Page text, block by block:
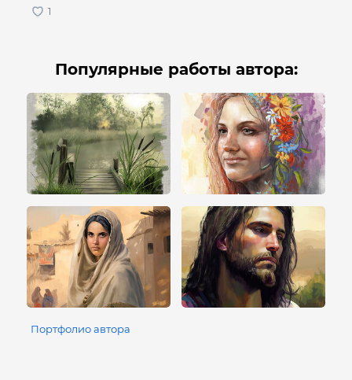
Популярные работы автора:
Портфолио автора